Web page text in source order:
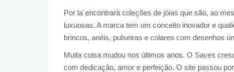
Por la´encontrará coleções de jóias que são, ao
luxuosas. A marca tem um conceito inovador e
brincos, anéis, pulseiras e colares com desenhos
Muita coisa mudou nos últimos anos. O Saves
com dedicação, amor e perfeição. O site passou